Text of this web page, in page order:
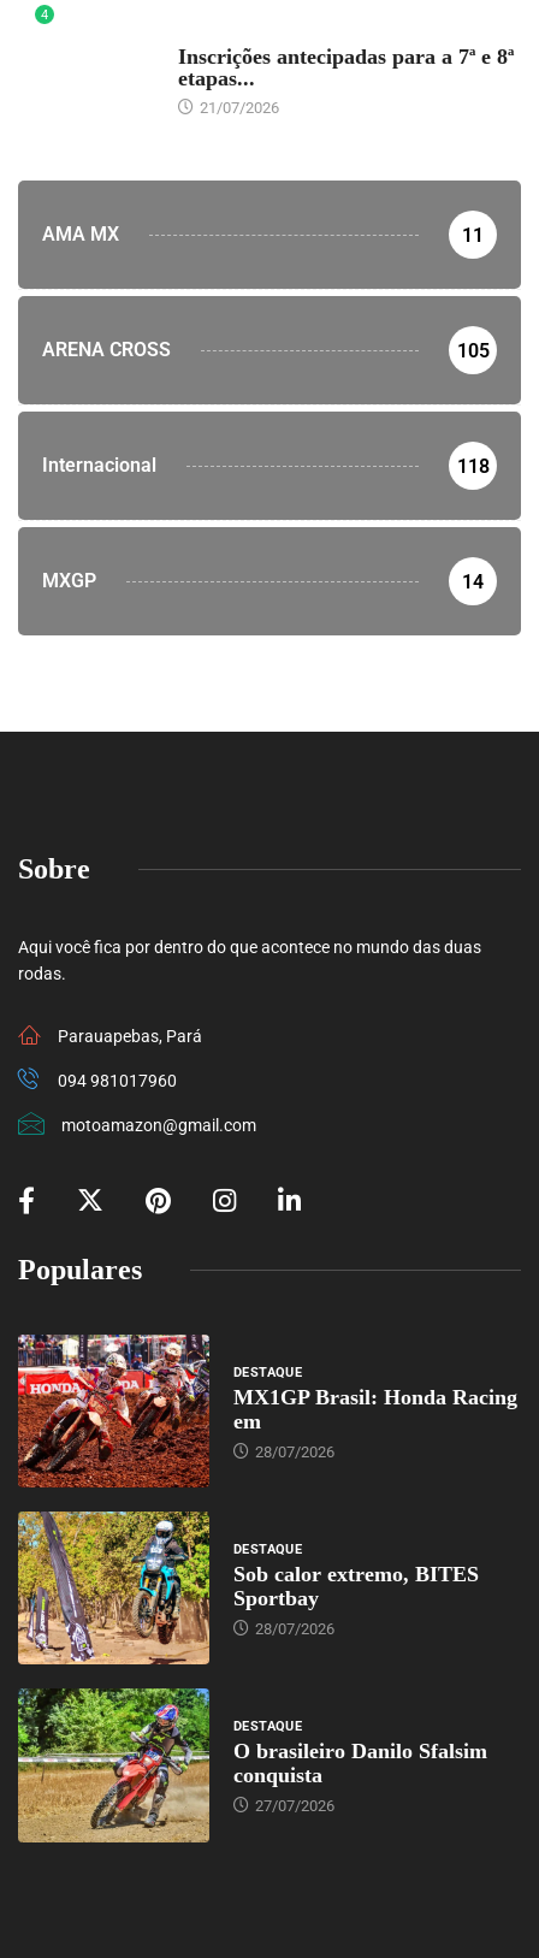
4
Inscrições antecipadas para a 7ª e 8ª
etapas...
21/07/2026
AMA MX 11
ARENA CROSS 105
Internacional 118
MXGP 14
Sobre
Aqui você fica por dentro do que acontece no mundo das duas
rodas.
Parauapebas, Pará
094 981017960
motoamazon@gmail.com
Populares
DESTAQUE
MX1GP Brasil: Honda Racing
em
28/07/2026
DESTAQUE
Sob calor extremo, BITES
Sportbay
28/07/2026
DESTAQUE
O brasileiro Danilo Sfalsim
conquista
27/07/2026